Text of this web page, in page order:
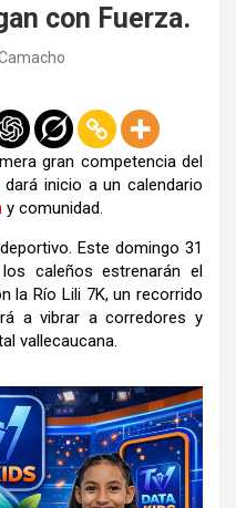
con Fuerza.
gran competencia del
inicio a un calendario
y comunidad.
Este domingo 31
caleños estrenarán el
la Río Lili 7K, un recorrido
a vibrar a corredores y
vallecaucana.